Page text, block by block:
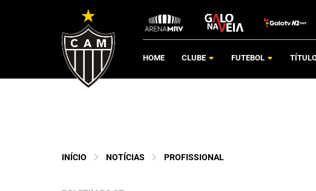
HOME CLUBE FUTEBOL
INÍCIO NOTÍCIAS PROFISSIONAL